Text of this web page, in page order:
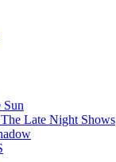
Sun
Late Night Shows